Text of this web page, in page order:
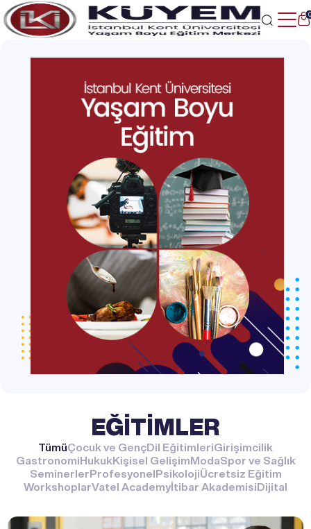
0
EĞİTİMLER
TümüÇocuk ve GençDil EğitimleriGirişimcilik
GastronomiHukukKişisel GelişimModaSpor ve Sağlık
SeminerlerProfesyonelPsikolojiÜcretsiz Eğitim
WorkshoplarVatel Academyİtibar AkademisiDijital